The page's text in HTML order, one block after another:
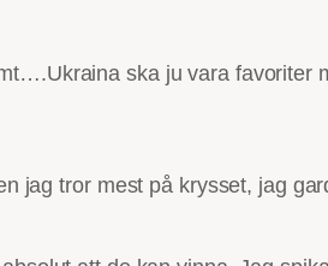
ska ju vara favoriter
jag tror mest på krysset, jag